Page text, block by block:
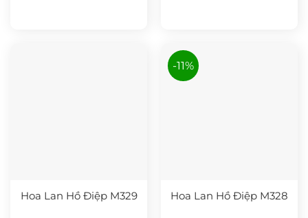
Hoa Lan Hồ Điệp M329
-11%
Hoa Lan Hồ Điệp M328